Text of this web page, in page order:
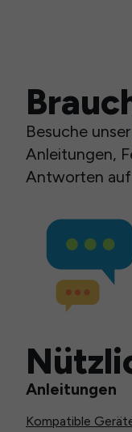
Besuche unser
Anleitungen,
Antworten
Anleitungen
Kompatible